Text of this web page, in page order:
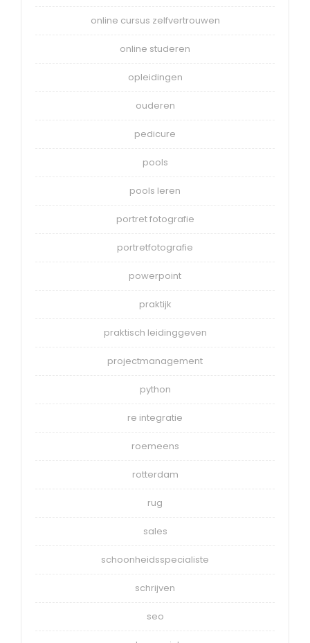
online cursus zelfvertrouwen
online studeren
opleidingen
ouderen
pedicure
pools
pools leren
portret fotografie
portretfotografie
powerpoint
praktijk
praktisch leidinggeven
projectmanagement
python
re integratie
roemeens
rotterdam
rug
sales
schoonheidsspecialiste
schrijven
seo